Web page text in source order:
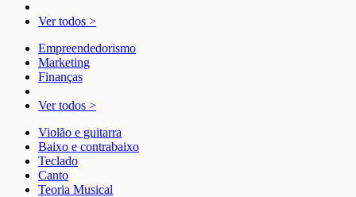
Ver todos >
Empreendedorismo
Marketing
Finanças
Ver todos >
Violão e guitarra
Baixo e contrabaixo
Teclado
Canto
Teoria Musical